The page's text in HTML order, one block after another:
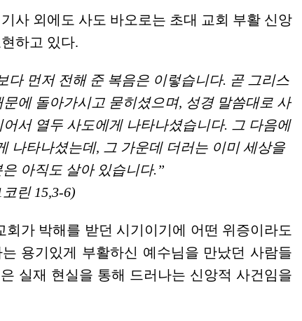
사 외에도 사도 바오로는 초대 교회 부활 신앙
하고 있다.
다 먼저 전해 준 복음은 이렇습니다. 곧 그리스
에 돌아가시고 묻히셨으며, 성경 말씀대로 사
서 열두 사도에게 나타나셨습니다. 그 다음에
나타나셨는데, 그 가운데 더러는 이미 세상을
아직도 살아 있습니다.”
코린 15,3-6)
가 박해를 받던 시기이기에 어떤 위증이라도
용기있게 부활하신 예수님을 만났던 사람들
실재 현실을 통해 드러나는 신앙적 사건임을